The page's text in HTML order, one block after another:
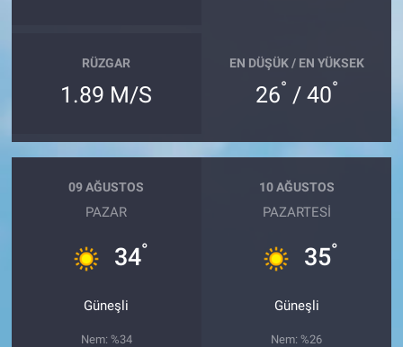
RÜZGAR
1.89 M/S
EN DÜŞÜK / EN YÜKSEK
26° / 40°
09 AĞUSTOS
PAZAR
34°
Güneşli
Nem: %34
10 AĞUSTOS
PAZARTESI
35°
Güneşli
Nem: %26